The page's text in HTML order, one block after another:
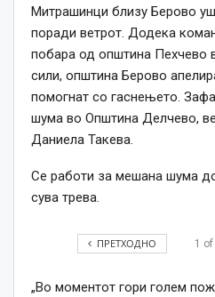
Митрашинци близу Берово
поради ветрот. Додека
побара од општина Пехчево
сили, општина Берово
помогнат со гаснењето.
шума во Општина Делчево,
Даниела Такева.
Се работи за мешана шума
сува трева.
ПРЕТХОДНО 1 of
„Во моментот гори голем